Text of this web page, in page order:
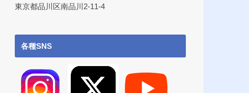
東京都品川区南品川2-11-4
各種SNS